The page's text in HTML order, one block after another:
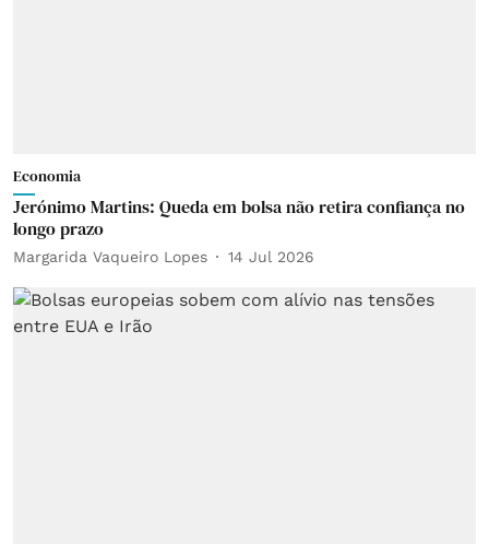
Economia
Jerónimo Martins: Queda em bolsa não retira confiança no
longo prazo
Margarida Vaqueiro Lopes 14 Jul 2026